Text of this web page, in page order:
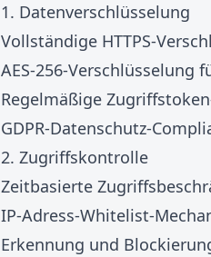
1. Datenverschlüsselung
Vollständige HTTPS-
AES-256-Verschlüsselung
Regelmäßige
GDPR-Datenschutz-
2. Zugriffskontrolle
Zeitbasierte
IP-Adress-Whitelist-
Erkennung und